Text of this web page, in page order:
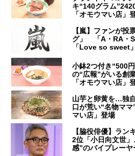
キ“140グラム
「オモウマい店」
【嵐】ファンが投
グ」 「A・RA・
「Love so sweet
小鉢2つ付き“500
の“広報”がいる創
「オモウマい店」
山芋と卵黄を…独
口が荒い“名物マ
マい店」登場
【脇役俳優】ラン
2位「小日向文世
感”のバイプレーヤ